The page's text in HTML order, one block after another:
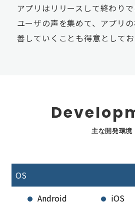
アプリはリリースして終わりで
ユーザの声を集めて、アプリ
善していくことも得意としてお
主な開発環境
OS
Android
iOS